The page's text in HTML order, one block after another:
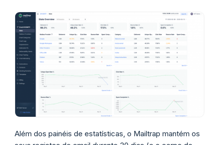
Além dos painéis de estatísticas, o Mailtrap mantém os